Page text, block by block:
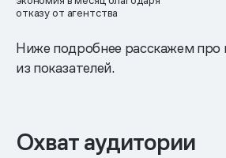
отказу от агентства
Ниже подробнее расскажем про
из показателей.
Охват аудитории